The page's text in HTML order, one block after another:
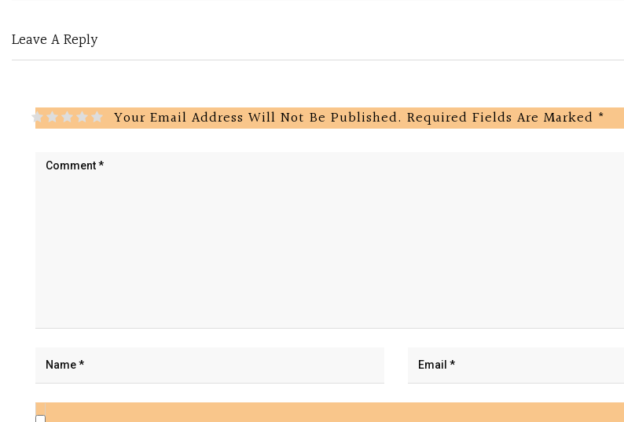
Leave A Reply
Your Email Address Will Not Be Published. Required Fields Are Marked *